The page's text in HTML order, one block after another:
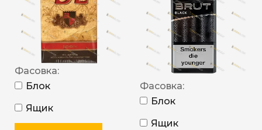
Фасовка:
Блок
Ящик
Фасовка:
Блок
Ящик